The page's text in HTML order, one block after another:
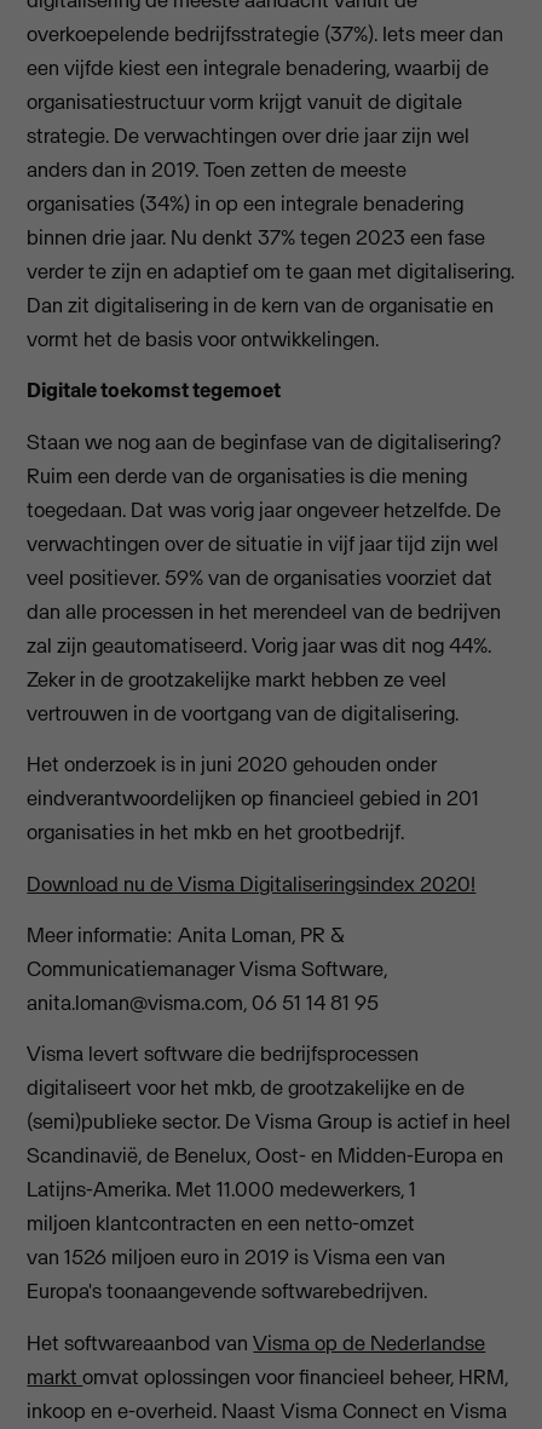
overkoepelende bedrijfsstrategie (37%). Iets meer dan
een vijfde kiest een integrale benadering, waarbij de
organisatiestructuur vorm krijgt vanuit de digitale
strategie. De verwachtingen over drie jaar zijn wel
anders dan in 2019. Toen zetten de meeste
organisaties (34%) in op een integrale benadering
binnen drie jaar. Nu denkt 37% tegen 2023 een fase
verder te zijn en adaptief om te gaan met digitalisering.
Dan zit digitalisering in de kern van de organisatie en
vormt het de basis voor ontwikkelingen.
Digitale toekomst tegemoet
Staan we nog aan de beginfase van de digitalisering?
Ruim een derde van de organisaties is die mening
toegedaan. Dat was vorig jaar ongeveer hetzelfde. De
verwachtingen over de situatie in vijf jaar tijd zijn wel
veel positiever. 59% van de organisaties voorziet dat
dan alle processen in het merendeel van de bedrijven
zal zijn geautomatiseerd. Vorig jaar was dit nog 44%.
Zeker in de grootzakelijke markt hebben ze veel
vertrouwen in de voortgang van de digitalisering.
Het onderzoek is in juni 2020 gehouden onder
eindverantwoordelijken op financieel gebied in 201
organisaties in het mkb en het grootbedrijf.
Download nu de Visma Digitaliseringsindex 2020!
Meer informatie: Anita Loman, PR &
Communicatiemanager Visma Software,
anita.loman@visma.com, 06 51 14 81 95
Visma levert software die bedrijfsprocessen
digitaliseert voor het mkb, de grootzakelijke en de
(semi)publieke sector. De Visma Group is actief in heel
Scandinavië, de Benelux, Oost- en Midden-Europa en
Latijns-Amerika. Met 11.000 medewerkers, 1
miljoen klantcontracten en een netto-omzet
van 1526 miljoen euro in 2019 is Visma een van
Europa's toonaangevende softwarebedrijven.
Het softwareaanbod vanVisma op de Nederlandse
marktomvat oplossingen voor financieel beheer, HRM,
inkoop en e-overheid. Naast Visma Connect en Visma